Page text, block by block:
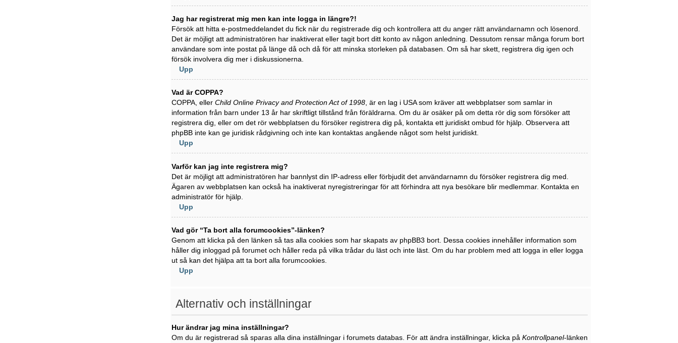
Jag har registrerat mig men kan inte logga in längre?!
Försök att hitta e-postmeddelandet du fick när du registrerade dig och kontrollera att du anger rätt användarnamn och lösenord.
Det är möjligt att administratören har inaktiverat eller tagit bort ditt konto av någon anledning. Dessutom rensar många forum bort
användare som inte postat på länge då och då för att minska storleken på databasen. Om så har skett, registrera dig igen och
försök involvera dig mer i diskussionerna.
Upp
Vad är COPPA?
COPPA, eller Child Online Privacy and Protection Act of 1998, är en lag i USA som kräver att webbplatser som samlar in
information från barn under 13 år har skriftligt tillstånd från föräldrarna. Om du är osäker på om detta rör dig som försöker att
registrera dig, eller om det rör webbplatsen du försöker registrera dig på, kontakta ett juridiskt ombud för hjälp. Observera att
phpBB inte kan ge juridisk rådgivning och inte kan kontaktas angående något som helst juridiskt.
Upp
Varför kan jag inte registrera mig?
Det är möjligt att administratören har bannlyst din IP-adress eller förbjudit det användarnamn du försöker registrera dig med.
Ägaren av webbplatsen kan också ha inaktiverat nyregistreringar för att förhindra att nya besökare blir medlemmar. Kontakta en
administratör för hjälp.
Upp
Vad gör “Ta bort alla forumcookies”-länken?
Genom att klicka på den länken så tas alla cookies som har skapats av phpBB3 bort. Dessa cookies innehåller information som
håller dig inloggad på forumet och håller reda på vilka trådar du läst och inte läst. Om du har problem med att logga in eller logga
ut så kan det hjälpa att ta bort alla forumcookies.
Upp
Alternativ och inställningar
Hur ändrar jag mina inställningar?
Om du är registrerad så sparas alla dina inställningar i forumets databas. För att ändra inställningar, klicka på Kontrollpanel-länken